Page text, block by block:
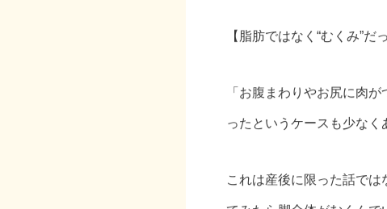
【脂肪ではなく“むくみ”だ
「お腹まわりやお尻に肉
ったというケースも少なく
これは産後に限った話で